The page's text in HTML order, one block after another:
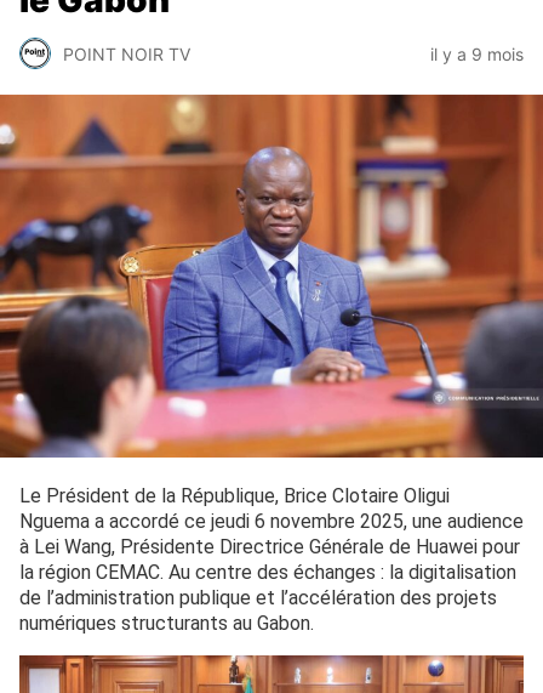
POINT NOIR TV il y a 9 mois
Le Président de la République, Brice Clotaire Oligui
Nguema a accordé ce jeudi 6 novembre 2025, une audience
à Lei Wang, Présidente Directrice Générale de Huawei pour
la région CEMAC. Au centre des échanges : la digitalisation
de l’administration publique et l’accélération des projets
numériques structurants au Gabon.